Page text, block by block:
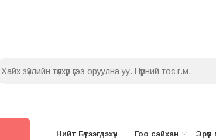
Нийт Бүтээгдэхүүн Гоо сайхан